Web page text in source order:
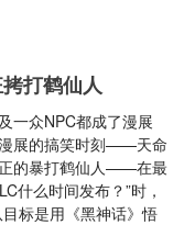
打鹤仙人
一众NPC都成了漫展
展的搞笑时刻——天命
的暴打鹤仙人——在最
什么时间发布？”时，
标是用《黑神话》悟